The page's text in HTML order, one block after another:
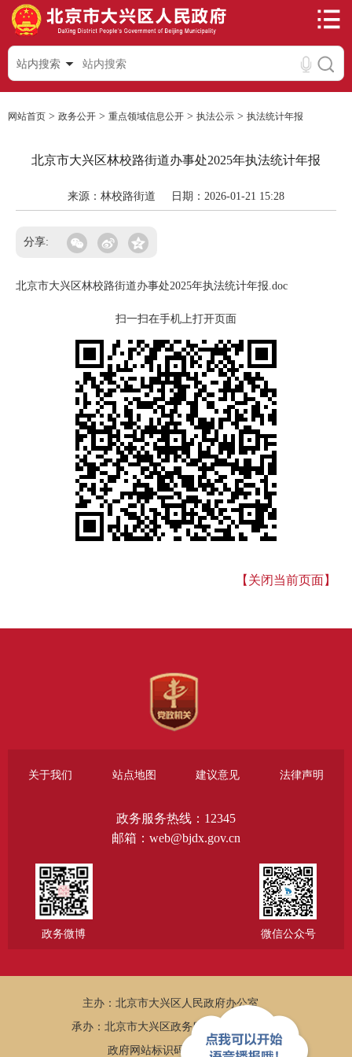
站内搜索
网站首页 > 政务公开 > 重点领域信息公开 > 执法公示 > 执法统计年报
北京市大兴区林校路街道办事处2025年执法统计年报
来源：林校路街道 日期：2026-01-21 15:28
分享:
北京市大兴区林校路街道办事处2025年执法统计年报.doc
扫一扫在手机上打开页面
【关闭当前页面】
关于我们 站点地图 建议意见 法律声明
政务服务热线：12345
邮箱：web@bjdx.gov.cn
政务微博 微信公众号
主办：北京市大兴区人民政府办公室
承办：北京市大兴区政务服务和数据管理局
政府网站标识码：1101150005